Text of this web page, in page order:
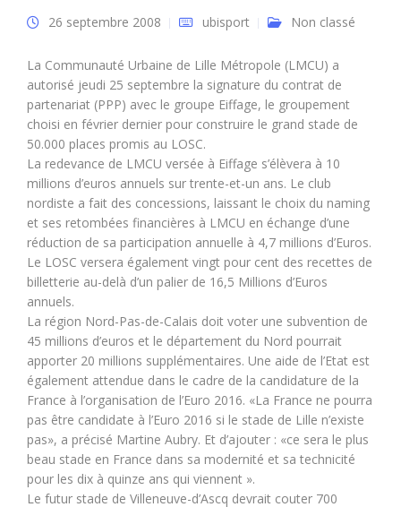
26 septembre 2008 ubisport Non classé
La Communauté Urbaine de Lille Métropole (LMCU) a
autorisé jeudi 25 septembre la signature du contrat de
partenariat (PPP) avec le groupe Eiffage, le groupement
choisi en février dernier pour construire le grand stade de
50.000 places promis au LOSC.
La redevance de LMCU versée à Eiffage s’élèvera à 10
millions d’euros annuels sur trente-et-un ans. Le club
nordiste a fait des concessions, laissant le choix du naming
et ses retombées financières à LMCU en échange d’une
réduction de sa participation annuelle à 4,7 millions d’Euros.
Le LOSC versera également vingt pour cent des recettes de
billetterie au-delà d’un palier de 16,5 Millions d’Euros
annuels.
La région Nord-Pas-de-Calais doit voter une subvention de
45 millions d’euros et le département du Nord pourrait
apporter 20 millions supplémentaires. Une aide de l’Etat est
également attendue dans le cadre de la candidature de la
France à l’organisation de l’Euro 2016. «La France ne pourra
pas être candidate à l’Euro 2016 si le stade de Lille n’existe
pas», a précisé Martine Aubry. Et d’ajouter : «ce sera le plus
beau stade en France dans sa modernité et sa technicité
pour les dix à quinze ans qui viennent ».
Le futur stade de Villeneuve-d’Ascq devrait couter 700